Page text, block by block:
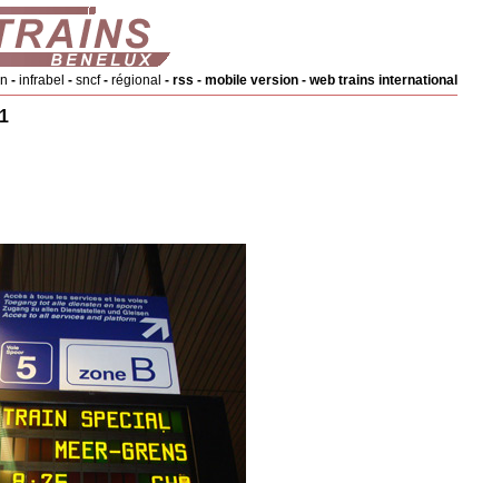
- infrabel - sncf- régional - rss - mobile version - web trains international